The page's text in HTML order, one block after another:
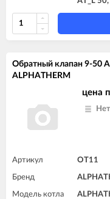
Обратный клапан 9-50
ALPHATHERM
цена
Артикул OT11
Бренд
Модель котла